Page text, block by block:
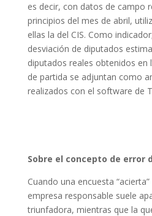
es decir, con datos de campo
principios del mes de abril,
ellas la del CIS. Como
desviación de diputados
diputados reales obtenidos
de partida se adjuntan como
realizados con el software de
Sobre el concepto de error
Cuando una encuesta
empresa responsable suele
triunfadora, mientras que la